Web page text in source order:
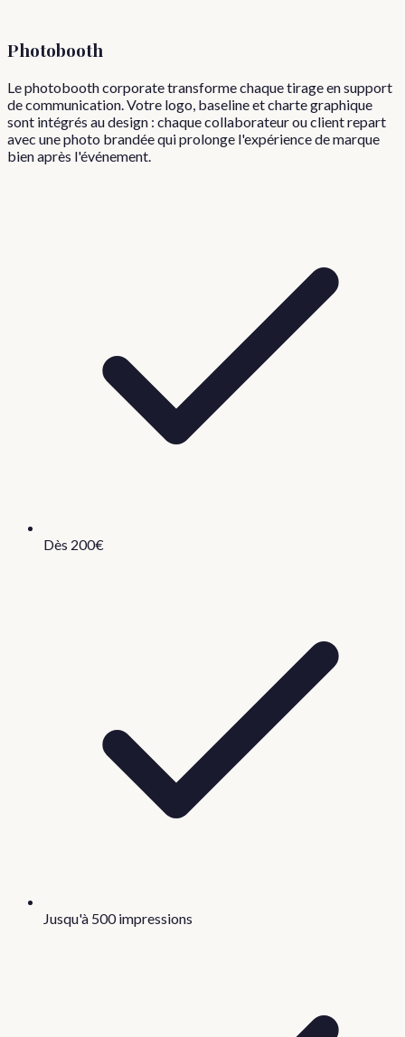
Photobooth
Le photobooth corporate transforme chaque tirage en support
de communication. Votre logo, baseline et charte graphique
sont intégrés au design : chaque collaborateur ou client repart
avec une photo brandée qui prolonge l'expérience de marque
bien après l'événement.
Dès 200€
Jusqu'à 500 impressions